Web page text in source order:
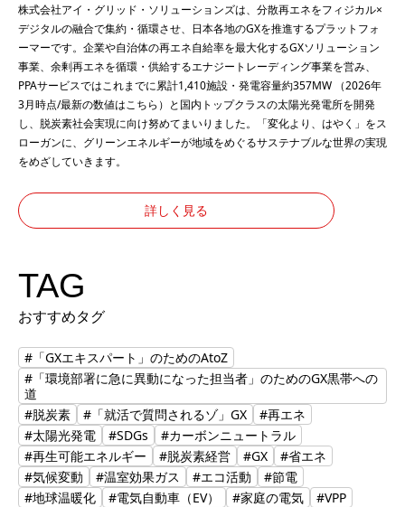
株式会社アイ・グリッド・ソリューションズは、分散再エネをフィジカル×
デジタルの融合で集約・循環させ、日本各地のGXを推進するプラットフォ
ーマーです。企業や自治体の再エネ自給率を最大化するGXソリューション
事業、余剰再エネを循環・供給するエナジートレーディング事業を営み、
PPAサービスではこれまでに累計1,410施設・発電容量約357MW （2026年
3月時点/最新の数値はこちら ）と国内トップクラスの太陽光発電所を開発
し、脱炭素社会実現に向け努めてまいりました。「変化より、はやく」をス
ローガンに、グリーンエネルギーが地域をめぐるサステナブルな世界の実現
をめざしていきます。
詳しく見る
TAG
おすすめタグ
#「GXエキスパート」のためのAtoZ
#「環境部署に急に異動になった担当者」のためのGX黒帯への
道
#脱炭素
#「就活で質問されるゾ」GX
#再エネ
#太陽光発電
#SDGs
#カーボンニュートラル
#再生可能エネルギー
#脱炭素経営 #GX
#省エネ
#気候変動
#温室効果ガス #エコ活動
#節電
#地球温暖化
#電気自動車（EV） #家庭の電気 #VPP